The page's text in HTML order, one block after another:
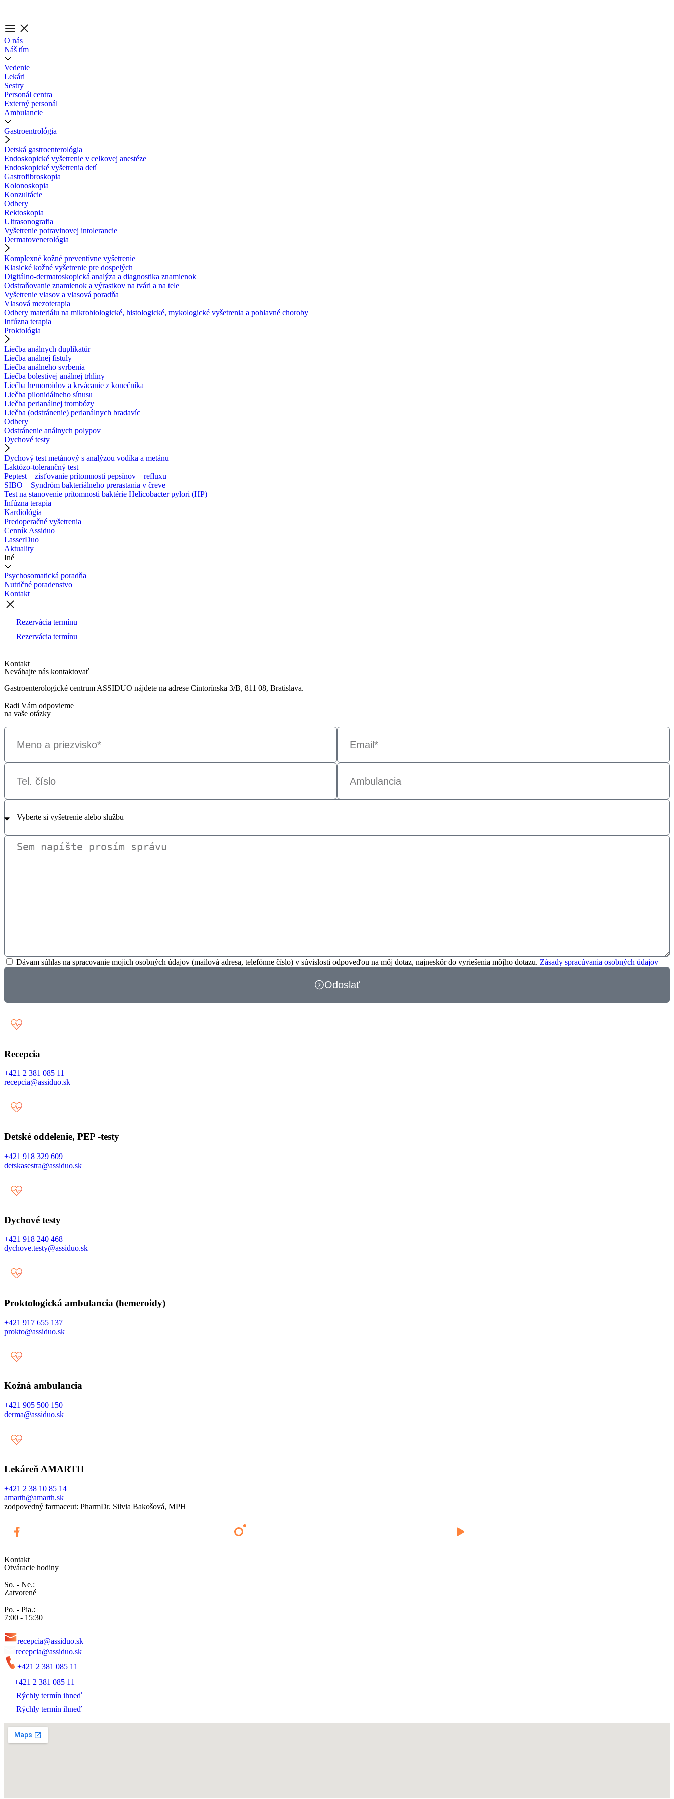
O nás
Náš tím
Vedenie
Lekári
Sestry
Personál centra
Externý personál
Ambulancie
Gastroentrológia
Detská gastroenterológia
Endoskopické vyšetrenie v celkovej anestéze
Endoskopické vyšetrenia detí
Gastrofibroskopia
Kolonoskopia
Konzultácie
Odbery
Rektoskopia
Ultrasonografia
Vyšetrenie potravinovej intolerancie
Dermatovenerológia
Komplexné kožné preventívne vyšetrenie
Klasické kožné vyšetrenie pre dospelých
Digitálno-dermatoskopická analýza a diagnostika znamienok
Odstraňovanie znamienok a výrastkov na tvári a na tele
Vyšetrenie vlasov a vlasová poradňa
Vlasová mezoterapia
Odbery materiálu na mikrobiologické, histologické, mykologické vyšetrenia a pohlavné choroby
Infúzna terapia
Proktológia
Liečba análnych duplikatúr
Liečba análnej fistuly
Liečba análneho svrbenia
Liečba bolestivej análnej trhliny
Liečba hemoroidov a krvácanie z konečníka
Liečba pilonidálneho sínusu
Liečba perianálnej trombózy
Liečba (odstránenie) perianálnych bradavíc
Odbery
Odstránenie análnych polypov
Dychové testy
Dychový test metánový s analýzou vodíka a metánu
Laktózo-tolerančný test
Peptest – zisťovanie prítomnosti pepsínov – refluxu
SIBO – Syndróm bakteriálneho prerastania v čreve
Test na stanovenie prítomnosti baktérie Helicobacter pylori (HP)
Infúzna terapia
Kardiológia
Predoperačné vyšetrenia
Cenník Assiduo
LasserDuo
Aktuality
Iné
Psychosomatická poradňa
Nutričné poradenstvo
Kontakt
Rezervácia termínu
Rezervácia termínu
Kontakt
Neváhajte nás kontaktovať
Gastroenterologické centrum ASSIDUO nájdete na adrese Cintorínska 3/B, 811 08, Bratislava.
Radi Vám odpovieme
na vaše otázky
Dávam súhlas na spracovanie mojich osobných údajov (mailová adresa, telefónne číslo) v súvislosti odpoveďou na môj dotaz, najneskôr do vyriešenia môjho dotazu. Zásady spracúvania osobných údajov
Odoslať
Recepcia
+421 2 381 085 11
recepcia@assiduo.sk
Detské oddelenie, PEP -testy
+421 918 329 609
detskasestra@assiduo.sk
Dychové testy
+421 918 240 468
dychove.testy@assiduo.sk
Proktologická ambulancia (hemeroidy)
+421 917 655 137
prokto@assiduo.sk
Kožná ambulancia
+421 905 500 150
derma@assiduo.sk
Lekáreň AMARTH
+421 2 38 10 85 14
amarth@amarth.sk
zodpovedný farmaceut: PharmDr. Silvia Bakošová, MPH
Kontakt
Otváracie hodiny
So. - Ne.:
Zatvorené
Po. - Pia.:
7:00 - 15:30
recepcia@assiduo.sk
recepcia@assiduo.sk
+421 2 381 085 11
+421 2 381 085 11
Rýchly termín ihneď
Rýchly termín ihneď